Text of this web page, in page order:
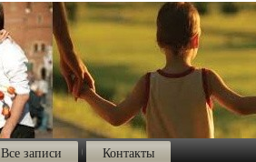
Все записи Контакты